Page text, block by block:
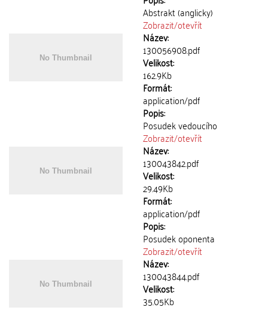
Abstrakt (anglicky)
Zobrazit/otevřít
Název:
130056908.pdf
Velikost:
162.9Kb
Formát:
application/pdf
Popis:
Posudek vedoucího
Zobrazit/otevřít
Název:
130043842.pdf
Velikost:
29.49Kb
Formát:
application/pdf
Popis:
Posudek oponenta
Zobrazit/otevřít
Název:
130043844.pdf
Velikost:
35.05Kb